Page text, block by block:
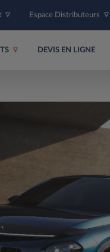
Espace Distributeurs
DEVIS EN LIGNE